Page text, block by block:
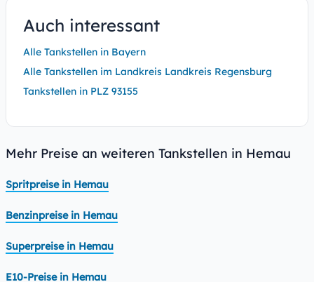
Auch interessant
Alle Tankstellen in Bayern
Alle Tankstellen im Landkreis Landkreis Regensburg
Tankstellen in PLZ 93155
Mehr Preise an weiteren Tankstellen in Hemau
Spritpreise in Hemau
Benzinpreise in Hemau
Superpreise in Hemau
E10-Preise in Hemau